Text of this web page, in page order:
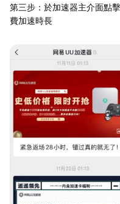
第三步：於加速器主介面點
費加速時長